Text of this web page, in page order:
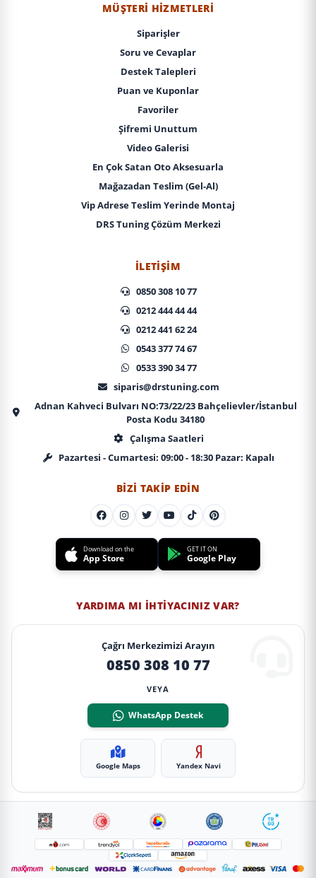
MÜŞTERI HIZMETLERI
Siparişler
Soru ve Cevaplar
Destek Talepleri
Puan ve Kuponlar
Favoriler
Şifremi Unuttum
Video Galerisi
En Çok Satan Oto Aksesuarla
Mağazadan Teslim (Gel-Al)
Vip Adrese Teslim Yerinde Montaj
DRS Tuning Çözüm Merkezi
İLETIŞIM
0850 308 10 77
0212 444 44 44
0212 441 62 24
0543 377 74 67
0533 390 34 77
siparis@drstuning.com
Adnan Kahveci Bulvarı NO:73/22/23 Bahçelievler/İstanbul
Posta Kodu 34180
Çalışma Saatleri
Pazartesi - Cumartesi: 09:00 - 18:30 Pazar: Kapalı
BIZI TAKIP EDIN
Download on the
App Store
GET IT ON
Google Play
YARDIMA MI İHTIYACINIZ VAR?
Çağrı Merkezimizi Arayın
0850 308 10 77
VEYA
WhatsApp Destek
Google Maps Yandex Navi